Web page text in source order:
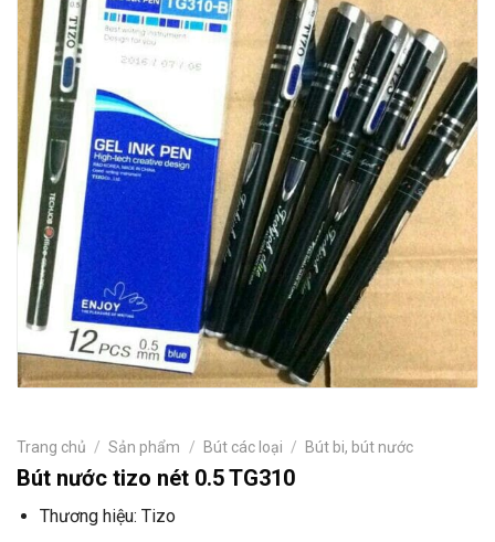
Trang chủ / Sản phẩm / Bút các loại / Bút bi, bút nước
Bút nước tizo nét 0.5 TG310
Thương hiệu: Tizo